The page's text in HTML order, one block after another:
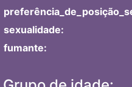
sexualidade:
fumante: